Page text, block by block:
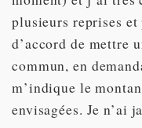
plusieurs reprises
d’accord de mettre
commun, en
m’indique le
envisagées. Je n’ai